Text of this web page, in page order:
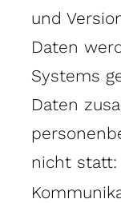
und
Daten
Systems
Daten
nicht statt: